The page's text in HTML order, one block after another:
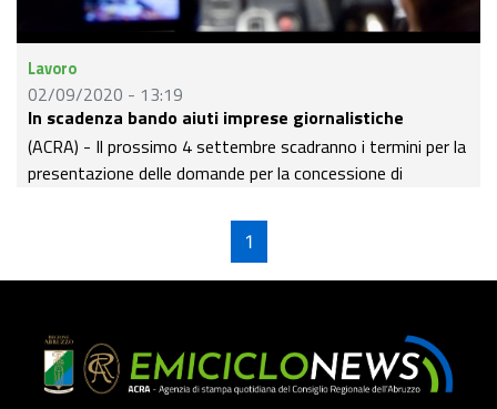
Lavoro
02/09/2020 - 13:19
In scadenza bando aiuti imprese giornalistiche
(ACRA) - Il prossimo 4 settembre scadranno i termini per la
presentazione delle domande per la concessione di
settore dell’informazione e della comunicazione.
1